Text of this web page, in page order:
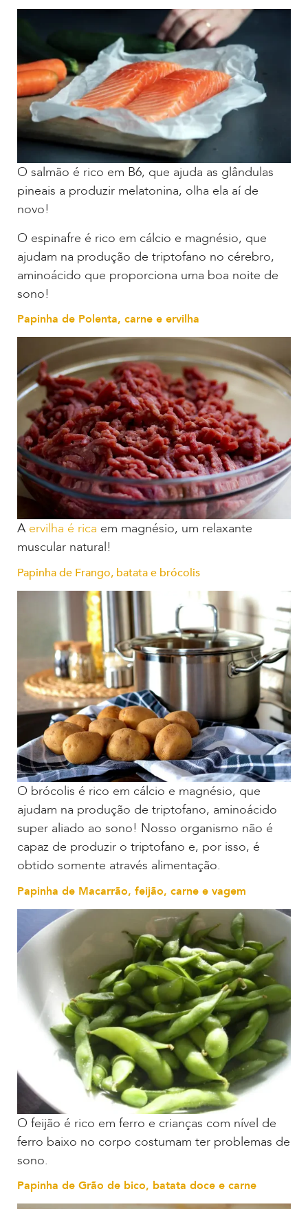
O salmão é rico em B6, que ajuda as glândulas
pineais a produzir melatonina, olha ela aí de
novo!
O espinafre é rico em cálcio e magnésio, que
ajudam na produção de triptofano no cérebro,
aminoácido que proporciona uma boa noite de
sono!
Papinha de Polenta, carne e ervilha
A ervilha é rica em magnésio, um relaxante
muscular natural!
Papinha de Frango, batata e brócolis
O brócolis é rico em cálcio e magnésio, que
ajudam na produção de triptofano, aminoácido
super aliado ao sono! Nosso organismo não é
capaz de produzir o triptofano e, por isso, é
obtido somente através alimentação.
Papinha de Macarrão, feijão, carne e vagem
O feijão é rico em ferro e crianças com nível de
ferro baixo no corpo costumam ter problemas de
sono.
Papinha de Grão de bico, batata doce e carne